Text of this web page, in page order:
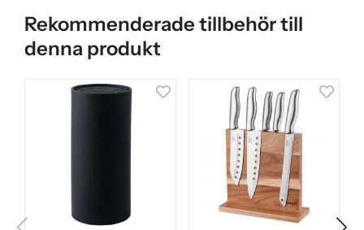
Rekommenderade tillbehör till
denna produkt